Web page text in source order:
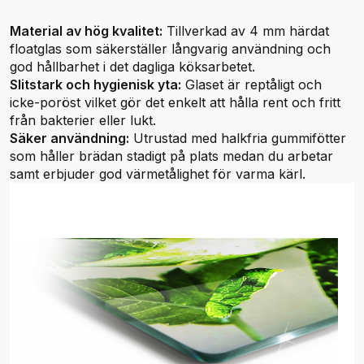
Material av hög kvalitet: Tillverkad av 4 mm härdat
floatglas som säkerställer långvarig användning och
god hållbarhet i det dagliga köksarbetet.
Slitstark och hygienisk yta: Glaset är reptåligt och
icke-poröst vilket gör det enkelt att hålla rent och fritt
från bakterier eller lukt.
Säker användning: Utrustad med halkfria gummifötter
som håller brädan stadigt på plats medan du arbetar
samt erbjuder god värmetålighet för varma kärl.